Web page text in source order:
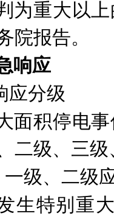
为重大以
院报告。
响应
应分级
面积停电
二级、三
级、二级
生特别重